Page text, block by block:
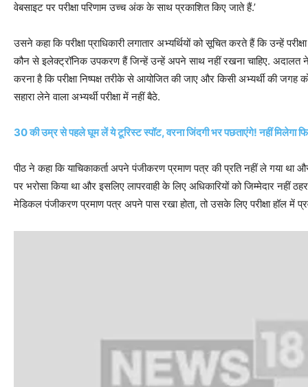
वेबसाइट पर परीक्षा परिणाम उच्च अंक के साथ प्रकाशित किए जाते हैं.’
उसने कहा कि परीक्षा प्राधिकारी लगातार अभ्यर्थियों को सूचित करते हैं कि उन्हें
कौन से इलेक्ट्रॉनिक उपकरण हैं जिन्हें उन्हें अपने साथ नहीं रखना चाहिए. अदालत
करना है कि परीक्षा निष्पक्ष तरीके से आयोजित की जाए और किसी अभ्यर्थी की जगह
सहारा लेने वाला अभ्यर्थी परीक्षा में नहीं बैठे.
30 की उम्र से पहले घूम लें ये टूरिस्ट स्पॉट, वरना जिंदगी भर पछताएंगे! नहीं मिलेगा
पीठ ने कहा कि याचिकाकर्ता अपने पंजीकरण प्रमाण पत्र की प्रति नहीं ले गया था
पर भरोसा किया था और इसलिए लापरवाही के लिए अधिकारियों को जिम्मेदार नहीं
मेडिकल पंजीकरण प्रमाण पत्र अपने पास रखा होता, तो उसके लिए परीक्षा हॉल में